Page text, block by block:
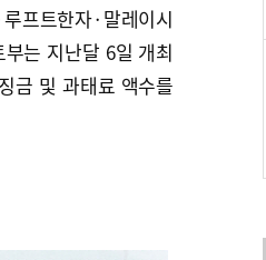
프트한자·말레이시
는 지난달 6일 개최
금 및 과태료 액수를